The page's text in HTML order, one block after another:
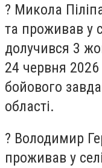
?️ Микола
та проживав у
долучився 3
24 червня
бойового
області.
?️ Володимир
проживав у